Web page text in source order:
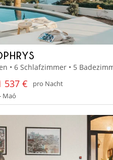
• 6 Schlafzimmer • 5
537 €
pro Nacht
Maó